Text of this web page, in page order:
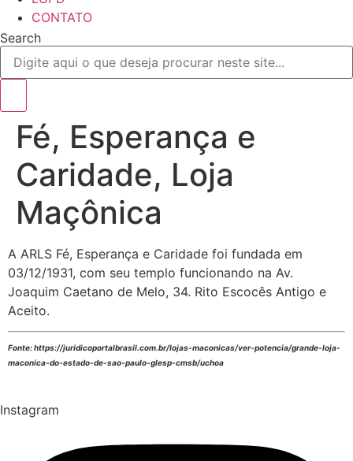
CONTATO
Search
Fé, Esperança e
Caridade, Loja
Maçônica
A ARLS Fé, Esperança e Caridade foi fundada em
03/12/1931, com seu templo funcionando na Av.
Joaquim Caetano de Melo, 34. Rito Escocês Antigo e
Aceito.
Fonte: https://juridicoportalbrasil.com.br/lojas-maconicas/ver-potencia/grande-loja-
maconica-do-estado-de-sao-paulo-glesp-cmsb/uchoa
Instagram